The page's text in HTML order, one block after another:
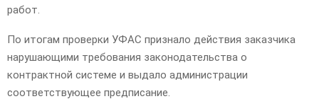
работ.
По итогам проверки УФАС признало действия заказчика
нарушающими требования законодательства о
контрактной системе и выдало администрации
соответствующее предписание.